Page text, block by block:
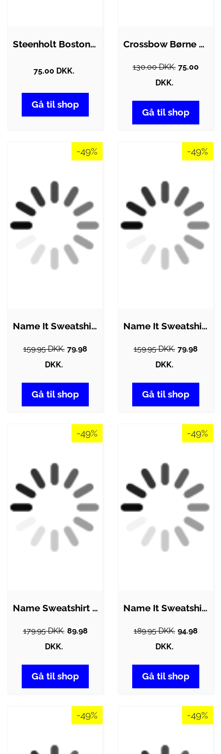
Steenholt Boston Børne Sweatshirt -…
75.00 DKK.
Gå til shop
Crossbow Børne Sweatshirt - Sort -…
130.00 DKK. 75.00
DKK.
Gå til shop
-49%
Name It Sweatshirt - NkfNoriana - Sort…
159.95 DKK. 79.98
DKK.
Gå til shop
-49%
Name It Sweatshirt - NmfRenata - Sort
159.95 DKK. 79.98
DKK.
Gå til shop
-49%
Name Sweatshirt - NkfBukak - Sort m.…
179.95 DKK. 89.98
DKK.
Gå til shop
-49%
Name It Sweatshirt - NkfOdika - Black
189.95 DKK. 94.98
DKK.
Gå til shop
-49% -49%